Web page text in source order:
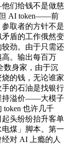
们给钱不是做慈
AI token——前
取者的方针不是
盾的工作俄然变
劲。由于只需还
。输出每百万
身家，由于沉
的钱，无论谁家
的石油是找银行
持溢价——大模子
也许几千
头纷纷抬升客单
煤」脚本。第一
对 AI 上瘾的人